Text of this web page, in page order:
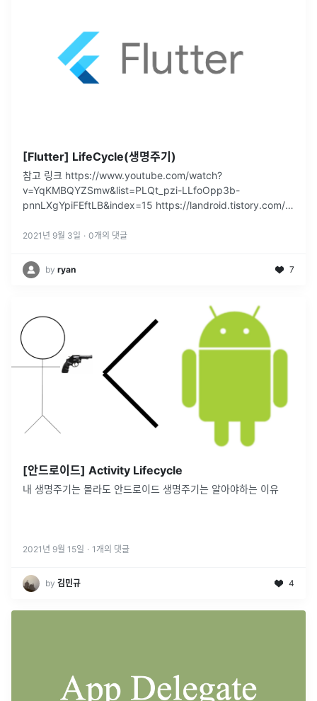
[Flutter] LifeCycle(생명주기)
참고 링크 https://www.youtube.com/watch?
v=YqKMBQYZSmw&list=PLQt_pzi-LLfoOpp3b-
pnnLXgYpiFEftLB&index=15 https://landroid.tistory.com/9
2021년 9월 3일 · 0개의 댓글
by ryan 7
[안드로이드] Activity Lifecycle
내 생명주기는 몰라도 안드로이드 생명주기는 알아야하는 이유
2021년 9월 15일 · 1 개의 댓글
by 김민규 4